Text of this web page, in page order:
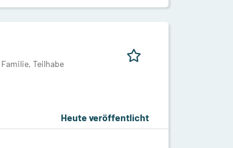
Teilhabe
Heute veröffentlicht